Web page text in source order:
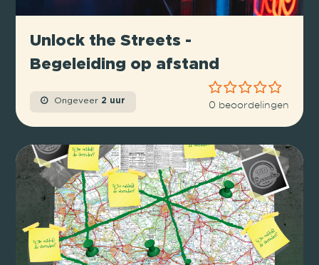
Unlock the Streets -
Begeleiding op afstand
Ongeveer 2 uur 0 beoordelingen